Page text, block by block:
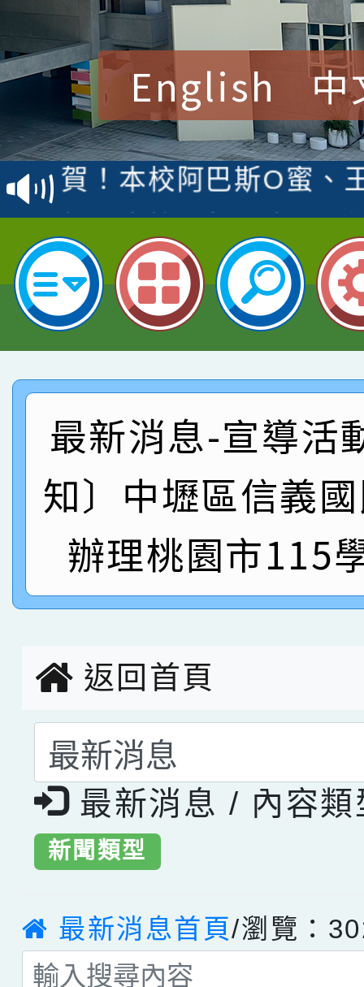
English 中
賀！本校參加桃園市中
賽 洪綺君教師榮獲社
名
賀！本校阿巴斯O蜜、
倩參加桃園市科展 國
名 指導老師王老師、
賀！本校四年二班張O
園市英語競賽國小朗讀
指導老師林老師
賀！本校參加桃園市中
賽 劉文瑛教師榮獲教
臺灣台語-第二名
賀！本校參與2026世
市賽榮獲科學小創客佳
創客第三名。
賀！本校參加桃園市中
賽 洪綺君教師榮獲社
名
賀！本校阿巴斯O蜜、
倩參加桃園市科展 國
名 指導老師王老師、
賀！本校四年二班張O
園市英語競賽國小朗讀
指導老師林老師
賀！本校參加桃園市中
賽 劉文瑛教師榮獲教
臺灣台語-第二名
賀！本校參與2026世
最新消息-宣導活
知〕中壢區信義
辦理桃園市115
返回首頁
選擇後頁面內容會更
最新消息 / 內容類
新聞類型
最新消息首頁/瀏覽：